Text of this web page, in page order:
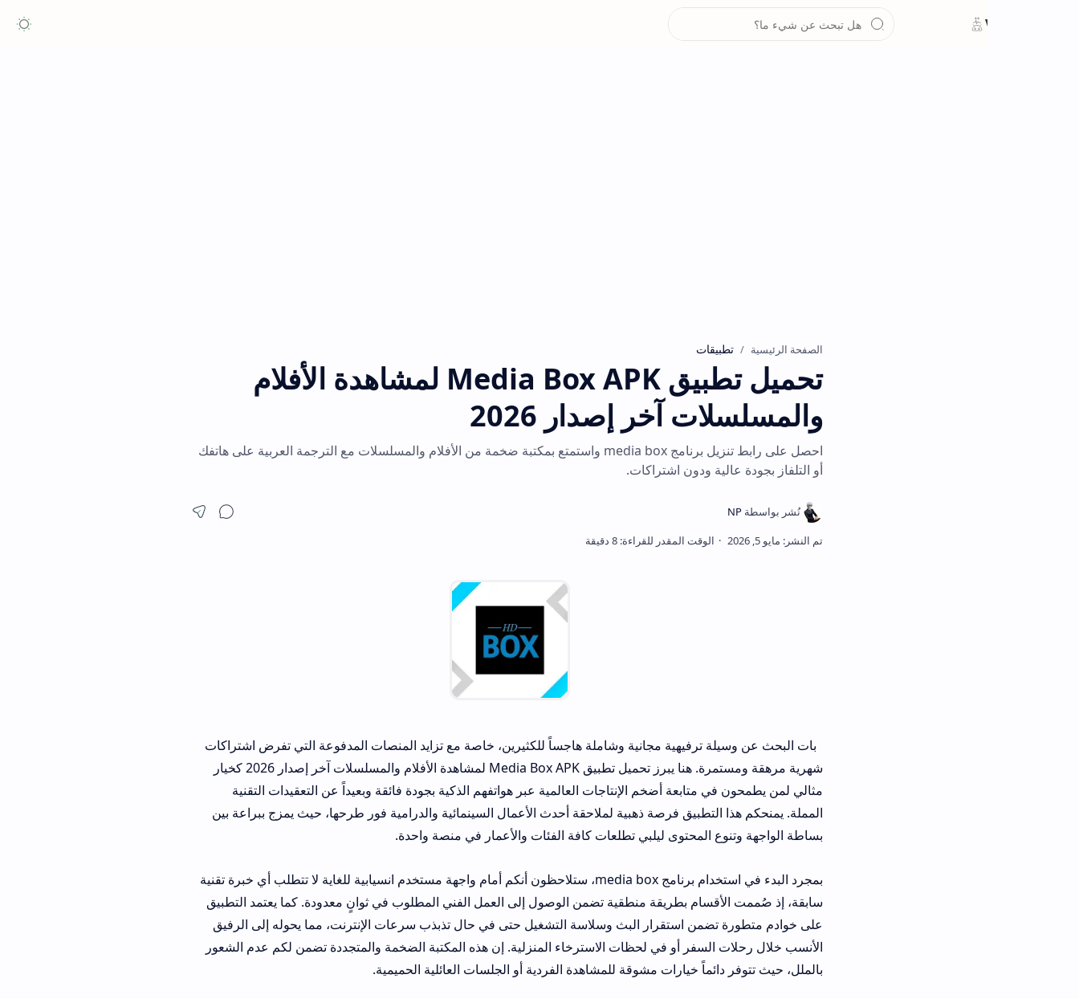
تطبيقات
تحميل تطبيق Media Box APK لمشاهدة الأفلام
والمسلسلات آخر إصدار 2026
احصل على رابط تنزيل برنامج media box واستمتع بمكتبة ضخمة من الأفلام والمسلسلات مع الترجمة العربية على هاتفك
أو التلفاز بجودة عالية ودون اشتراكات.
بات البحث عن وسيلة ترفيهية مجانية وشاملة هاجساً للكثيرين، خاصة مع تزايد المنصات المدفوعة التي تفرض اشتراكات
شهرية مرهقة ومستمرة. هنا يبرز تحميل تطبيق Media Box APK لمشاهدة الأفلام والمسلسلات آخر إصدار 2026 كخيار
مثالي لمن يطمحون في متابعة أضخم الإنتاجات العالمية عبر هواتفهم الذكية بجودة فائقة وبعيداً عن التعقيدات التقنية
المملة. يمنحكم هذا التطبيق فرصة ذهبية لملاحقة أحدث الأعمال السينمائية والدرامية فور طرحها، حيث يمزج ببراعة بين
بساطة الواجهة وتنوع المحتوى ليلبي تطلعات كافة الفئات والأعمار في منصة واحدة.
بمجرد البدء في استخدام برنامج media box، ستلاحظون أنكم أمام واجهة مستخدم انسيابية للغاية لا تتطلب أي خبرة تقنية
سابقة، إذ صُممت الأقسام بطريقة منطقية تضمن الوصول إلى العمل الفني المطلوب في ثوانٍ معدودة. كما يعتمد التطبيق
على خوادم متطورة تضمن استقرار البث وسلاسة التشغيل حتى في حال تذبذب سرعات الإنترنت، مما يحوله إلى الرفيق
الأنسب خلال رحلات السفر أو في لحظات الاسترخاء المنزلية. إن هذه المكتبة الضخمة والمتجددة تضمن لكم عدم الشعور
بالملل، حيث تتوفر دائماً خيارات مشوقة للمشاهدة الفردية أو الجلسات العائلية الحميمية.